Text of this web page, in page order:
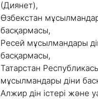
(Диянет),
Өзбекстан
басқармасы,
Ресей мұсылмандары
басқармасы,
Татарстан
мұсылмандары діни
Алжир дін істері және